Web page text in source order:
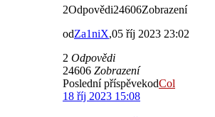
2Odpovědi24606Zobrazení
odZa1niX,05 říj 2023 23:02
2 Odpovědi
24606 Zobrazení
Poslední příspěvekodCol
18 říj 2023 15:08